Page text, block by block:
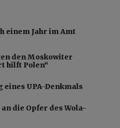
einem Jahr im Amt
den Moskowiter
hilft Polen“
eines UPA-Denkmals
die Opfer des Wola-